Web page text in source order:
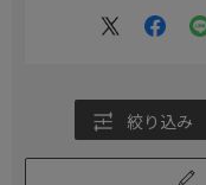
絞り込み